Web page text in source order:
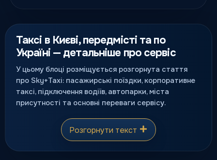
Таксі в Києві, передмісті та по
Україні — детальніше про сервіс
У цьому блоці розміщується розгорнута стаття
про Sky+Taxi: пасажирські поїздки, корпоративне
таксі, підключення водіїв, автопарки, міста
присутності та основні переваги сервісу.
Розгорнути текст